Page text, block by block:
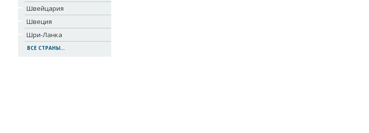
Швейцария
Швеция
Шри-Ланка
ВСЕ СТРАНЫ...